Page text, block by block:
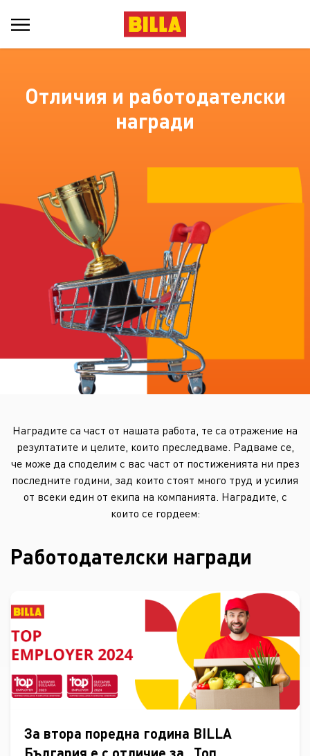
Отличия и работодателски
награди
Наградите са част от нашата работа, те са отражение на
резултатите и целите, които преследваме. Радваме се,
че може да споделим с вас част от постиженията ни през
последните години, зад които стоят много труд и усилия
от всеки един от екипа на компанията. Наградите, с
които се гордеем:
Работодателски награди
За втора поредна година BILLA